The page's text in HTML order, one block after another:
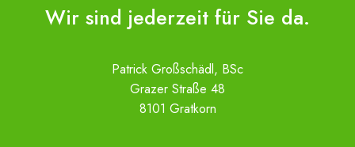
Wir sind jederzeit für Sie da.
Patrick Großschädl, BSc
Grazer Straße 48
8101 Gratkorn